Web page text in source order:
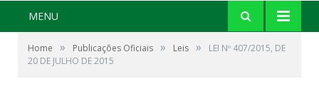
MENU
Home » Publicações Oficiais » Leis »
LEI Nº 407/2015, DE
20 DE JULHO DE 2015